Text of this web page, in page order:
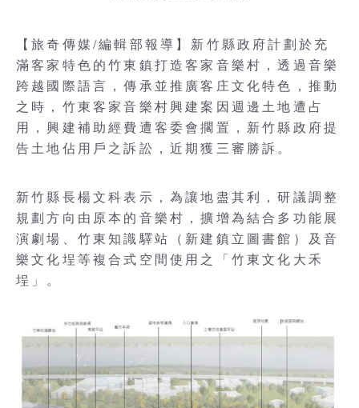
【旅奇傳媒/編輯部報導】新竹縣政府計劃於充
滿客家特色的竹東鎮打造客家音樂村，透過音樂
跨越國際語言，傳承並推廣客庄文化特色，推動
之時，竹東客家音樂村興建案因週邊土地遭占
用，興建補助經費遭客委會擱置，新竹縣政府提
告土地佔用戶之訴訟，近期獲三審勝訴。
新竹縣長楊文科表示，為讓地盡其利，研議調整
規劃方向由原本的音樂村，擴增為結合多功能展
演劇場、竹東知識驛站（新建鎮立圖書館）及音
樂文化埕等複合式空間使用之「竹東文化大禾
埕」。